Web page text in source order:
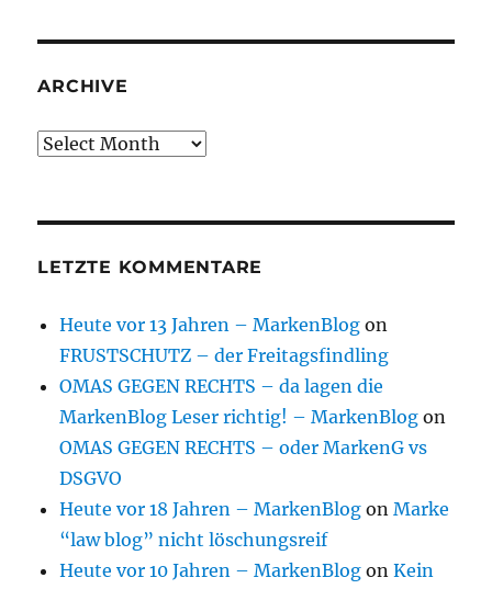
ARCHIVE
Archive
LETZTE KOMMENTARE
Heute vor 13 Jahren – MarkenBlog on
FRUSTSCHUTZ – der Freitagsfindling
OMAS GEGEN RECHTS – da lagen die
MarkenBlog Leser richtig! – MarkenBlog on
OMAS GEGEN RECHTS – oder MarkenG vs
DSGVO
Heute vor 18 Jahren – MarkenBlog onMarke
“law blog” nicht löschungsreif
Heute vor 10 Jahren – MarkenBlog onKein